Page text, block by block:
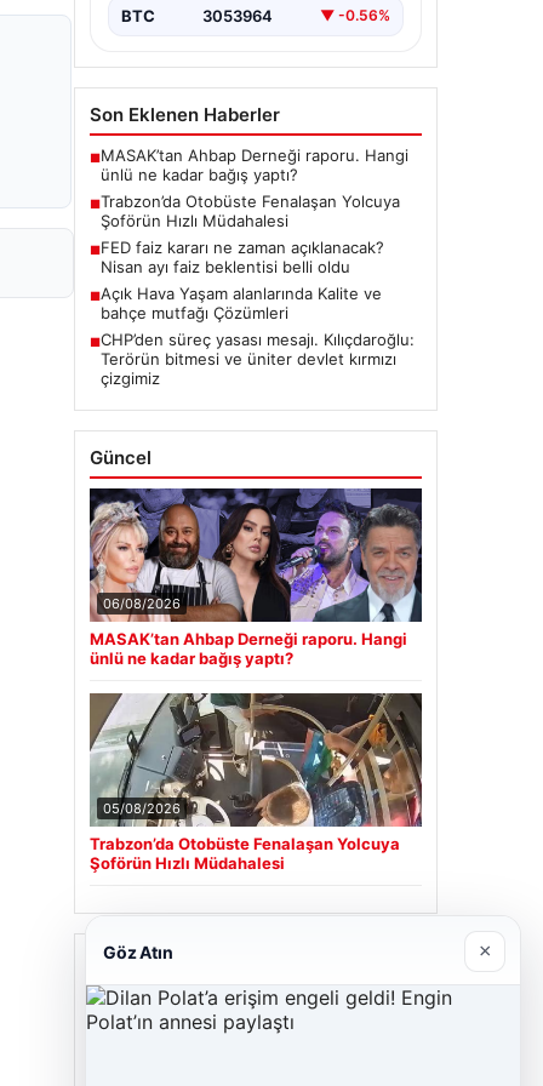
BTC 3053964 ▼ -0.56%
Son Eklenen Haberler
■MASAK’tan Ahbap Derneği raporu. Hangi
ünlü ne kadar bağış yaptı?
■Trabzon’da Otobüste Fenalaşan Yolcuya
Şoförün Hızlı Müdahalesi
■FED faiz kararı ne zaman açıklanacak?
Nisan ayı faiz beklentisi belli oldu
■Açık Hava Yaşam alanlarında Kalite ve
bahçe mutfağı Çözümleri
■CHP’den süreç yasası mesajı. Kılıçdaroğlu:
Terörün bitmesi ve üniter devlet kırmızı
çizgimiz
Güncel
06/08/2026
MASAK’tan Ahbap Derneği raporu. Hangi
ünlü ne kadar bağış yaptı?
05/08/2026
Trabzon’da Otobüste Fenalaşan Yolcuya
Şoförün Hızlı Müdahalesi
Son Eklenen Firmalar
Cengiz Sigorta
Göz Atın ×